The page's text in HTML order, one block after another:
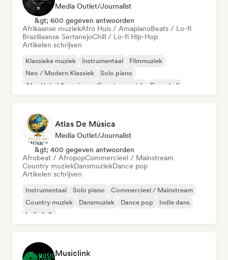
Media Outlet/Journalist
&gt; 600 gegeven antwoorden
Afrikaanse muziekAfro Huis / AmapianoBeats / Lo-fi
Braziliaanse SertanejoChill / Lo-fi Hip-Hop
Artikelen schrijven
Klassieke muziek Instrumentaal
Filmmuziek
Neo / Modern Klassiek
Solo piano
Afro Huis / Amapiano
Country muziek Dancehall
Atlas De Música
Media Outlet/Journalist
&gt; 400 gegeven antwoorden
Afrobeat / AfropopCommercieel / Mainstream
Country muziekDansmuziekDance pop
Artikelen schrijven
Instrumentaal Solo piano
Commercieel / Mainstream
Country muziek
Dansmuziek Dance pop
Indie dans
Indie folk
Musiclink